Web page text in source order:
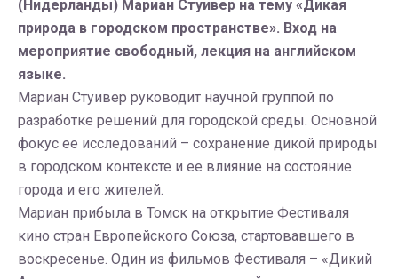
(Нидерланды) Мариан Стуивер на тему «Дикая
природа в городском пространстве». Вход на
мероприятие свободный, лекция на английском
языке.
Мариан Стуивер руководит научной группой по
разработке решений для городской среды. Основной
фокус ее исследований – сохранение дикой природы
в городском контексте и ее влияние на состояние
города и его жителей.
Мариан прибыла в Томск на открытие Фестиваля
кино стран Европейского Союза, стартовавшего в
воскресенье. Один из фильмов Фестиваля – «Дикий